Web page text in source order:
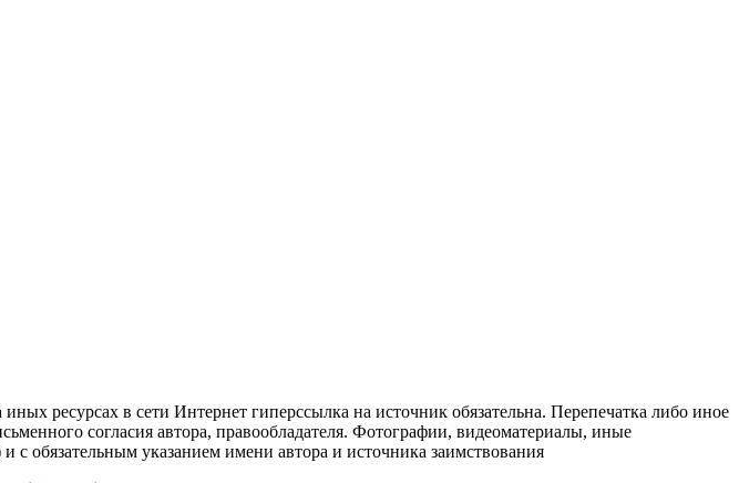
ресурсах в сети Интернет гиперссылка на источник обязательна. Перепечатка либо иное
согласия автора, правообладателя. Фотографии, видеоматериалы, иные
с обязательным указанием имени автора и источника заимствования